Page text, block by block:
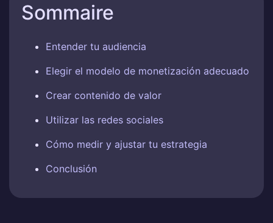
Sommaire
Entender tu audiencia
Elegir el modelo de monetización adecuado
Crear contenido de valor
Utilizar las redes sociales
Cómo medir y ajustar tu estrategia
Conclusión